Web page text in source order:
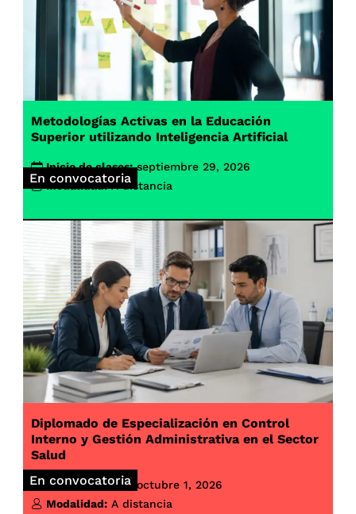
En convocatoria
Metodologías Activas en la Educación
Superior utilizando Inteligencia Artificial
Inicio de clases: septiembre 29, 2026
Modalidad: A distancia
En convocatoria
Diplomado de Especialización en Control
Interno y Gestión Administrativa en el Sector
Salud
Inicio de clases: octubre 1, 2026
Modalidad: A distancia